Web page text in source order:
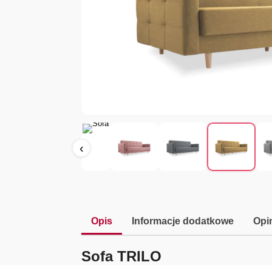
‹
Opis Informacje dodatkowe
Sofa TRILO